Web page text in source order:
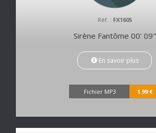
Réf. : FX1605
Sirène Fantôme 00' 09"
En savoir plus
Fichier MP3 1.99 €